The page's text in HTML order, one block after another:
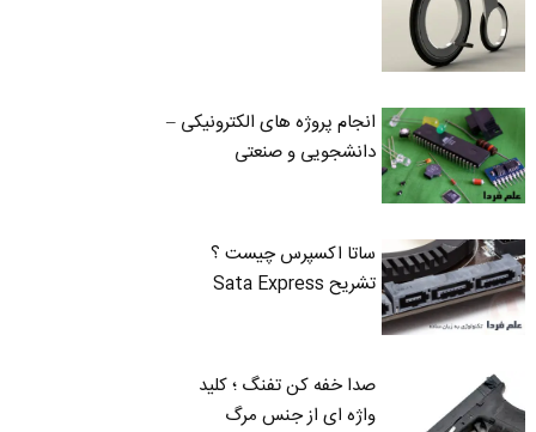
انجام پروژه های الکترونیکی –
دانشجویی و صنعتی
ساتا اکسپرس چیست ؟
تشریح Sata Express
صدا خفه کن تفنگ ؛ کلید
واژه ای از جنس مرگ